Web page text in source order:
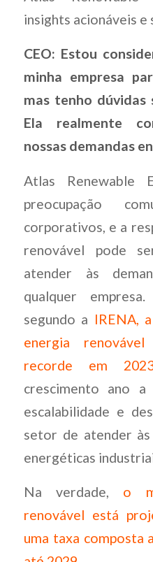
insights acionáveis e
CEO: Estou
minha empresa
mas tenho dúvidas
Ela realmente
nossas demandas
Atlas Renewable
preocupação
corporativos, e a
renovável pode
atender às
qualquer
segundo a IRENA,
energia
recorde em
crescimento ano
escalabilidade e
setor de atender às
energéticas
Na verdade, o
renovável está
uma taxa composta